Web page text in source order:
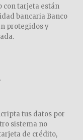
con tarjeta están
bancaria Banco
protegidos y
tus datos por
sistema no
de crédito,